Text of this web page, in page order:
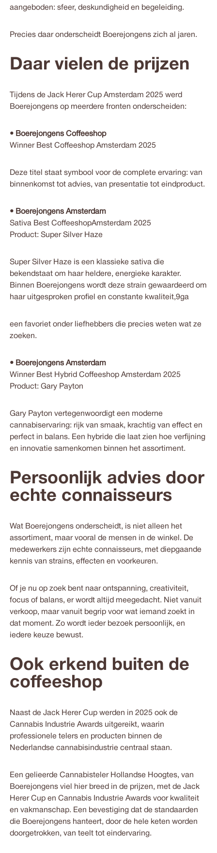
aangeboden: sfeer, deskundigheid en begeleiding.
Precies daar onderscheidt Boerejongens zich al jaren.
Daar vielen de prijzen
Tijdens de Jack Herer Cup Amsterdam 2025 werd
Boerejongens op meerdere fronten onderscheiden:
• Boerejongens Coffeeshop
Winner Best Coffeeshop Amsterdam 2025
Deze titel staat symbool voor de complete ervaring: van
binnenkomst tot advies, van presentatie tot eindproduct.
• Boerejongens Amsterdam
Sativa Best CoffeeshopAmsterdam 2025
Product: Super Silver Haze
Super Silver Haze is een klassieke sativa die
bekendstaat om haar heldere, energieke karakter.
Binnen Boerejongens wordt deze strain gewaardeerd om
haar uitgesproken profiel en constante kwaliteit,9ga
een favoriet onder liefhebbers die precies weten wat ze
zoeken.
• Boerejongens Amsterdam
Winner Best Hybrid Coffeeshop Amsterdam 2025
Product: Gary Payton
Gary Payton vertegenwoordigt een moderne
cannabiservaring: rijk van smaak, krachtig van effect en
perfect in balans. Een hybride die laat zien hoe verfijning
en innovatie samenkomen binnen het assortiment.
Persoonlijk advies door
echte connaisseurs
Wat Boerejongens onderscheidt, is niet alleen het
assortiment, maar vooral de mensen in de winkel . De
medewerkers zijn echte connaisseurs, met diepgaande
kennis van strains, effecten en voorkeuren.
Of je nu op zoek bent naar ontspanning, creativiteit,
focus of balans, er wordt altijd meegedacht. Niet vanuit
verkoop, maar vanuit begrip voor wat iemand zoekt in
dat moment. Zo wordt ieder bezoek persoonlijk, en
iedere keuze bewust.
Ook erkend buiten de
coffeeshop
Naast de Jack Herer Cup werden in 2025 ook de
Cannabis Industrie Awards uitgereikt, waarin
professionele telers en producten binnen de
Nederlandse cannabisindustrie centraal staan.
Een gelieerde Cannabisteler Hollandse Hoogtes, van
Boerejongens viel hier breed in de prijzen, met de Jack
Herer Cup en Cannabis Industrie Awards voor kwaliteit
en vakmanschap. Een bevestiging dat de standaarden
die Boerejongens hanteert, door de hele keten worden
doorgetrokken, van teelt tot eindervaring.